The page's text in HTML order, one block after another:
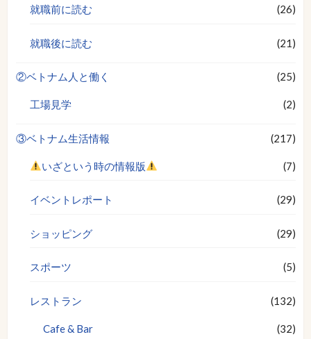
就職前に読む (26)
就職後に読む (21)
②ベトナム人と働く (25)
工場見学 (2)
③ベトナム生活情報 (217)
いざという時の情報版 (7)
イベントレポート (29)
ショッピング (29)
スポーツ (5)
レストラン (132)
Cafe & Bar (32)